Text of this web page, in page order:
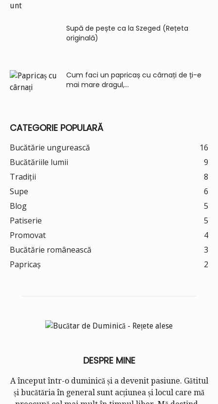
Supă de pește ca la Szeged (Rețeta
originală)
Cum faci un papricaș cu cârnați de ți-e
mai mare dragul,...
CATEGORIE POPULARĂ
Bucătărie ungurească
16
Bucătăriile lumii
9
Tradiții
8
Supe
6
Blog
5
Patiserie
5
Promovat
4
Bucătărie românească
3
Papricaș
2
DESPRE MINE
A început într-o duminică și a devenit pasiune. Gătitul
și bucătăria în general sunt acțiunea și locul care mă